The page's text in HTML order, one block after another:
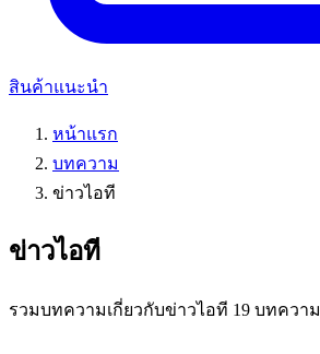
สินค้าแนะนำ
หน้าแรก
บทความ
ข่าวไอที
ข่าวไอที
รวมบทความเกี่ยวกับข่าวไอที 19 บทความ